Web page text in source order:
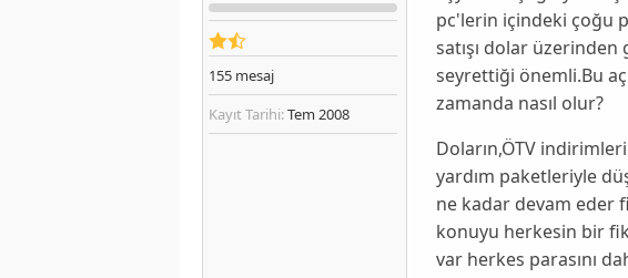
155 mesaj
Kayıt Tarihi:Tem 2008
pc'lerin içindeki çoğu
satışı dolar üzerinden
seyrettiği önemli.Bu
zamanda nasıl olur?
Doların,ÖTV
yardım paketleriyle
ne kadar devam eder
konuyu herkesin bir
var herkes parasını